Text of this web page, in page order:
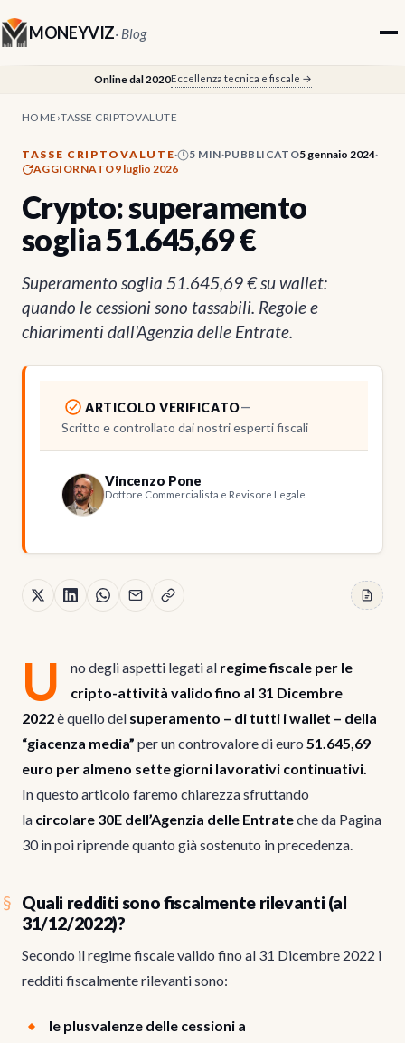
MONEYVIZ· Blog
Online dal 2020Eccellenza tecnica e fiscale →
HOME ›TASSE CRIPTOVALUTE
TASSE CRIPTOVALUTE· 5 MIN·PUBBLICATO5 gennaio 2024·
AGGIORNATO9 luglio 2026
Crypto: superamento
soglia 51.645,69 €
Superamento soglia 51.645,69 € su wallet:
quando le cessioni sono tassabili. Regole e
chiarimenti dall'Agenzia delle Entrate.
ARTICOLO VERIFICATO—
Scritto e controllato dai nostri esperti fiscali
Vincenzo Pone
Dottore Commercialista e Revisore Legale
U no degli aspetti legati al regime fiscale per le
cripto-attività valido fino al 31 Dicembre
2022è quello del superamento – di tutti i wallet – della
“giacenza media” per un controvalore di euro 51.645,69
euro per almeno sette giorni lavorativi continuativi.
In questo articolo faremo chiarezza sfruttando
la circolare 30E dell’Agenzia delle Entrateche da Pagina
30 in poi riprende quanto già sostenuto in precedenza.
Quali redditi sono fiscalmente rilevanti (al
31/12/2022)?
Secondo il regime fiscale valido fino al 31 Dicembre 2022 i
redditi fiscalmente rilevanti sono:
le plusvalenze delle cessioni a